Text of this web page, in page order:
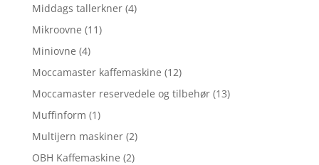
Middags tallerkner (4)
Mikroovne (11)
Miniovne (4)
Moccamaster kaffemaskine (12)
Moccamaster reservedele og tilbehør (13)
Muffinform (1)
Multijern maskiner (2)
OBH Kaffemaskine (2)